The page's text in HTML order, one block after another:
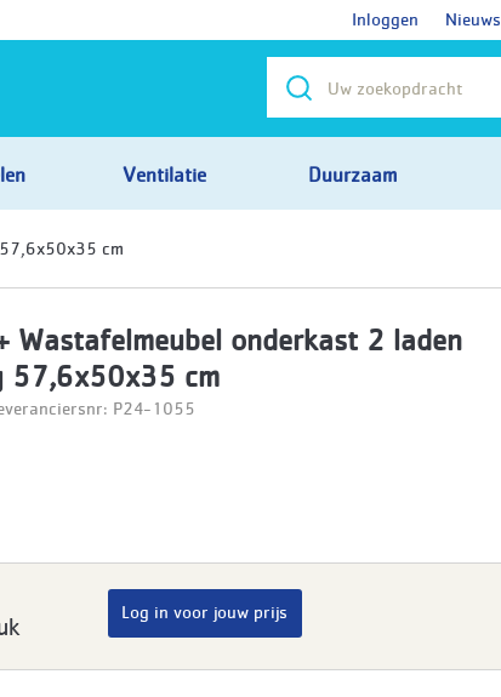
Inloggen Nieuws
Ventilatie Duurzaam
cm
Wastafelmeubel onderkast 2 laden
57,6x50x35 cm
P24-1055
Log in voor jouw prijs